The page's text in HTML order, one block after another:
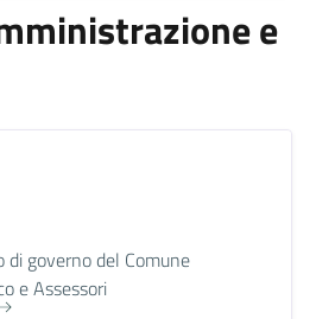
e
di governo del Comune
e Assessori